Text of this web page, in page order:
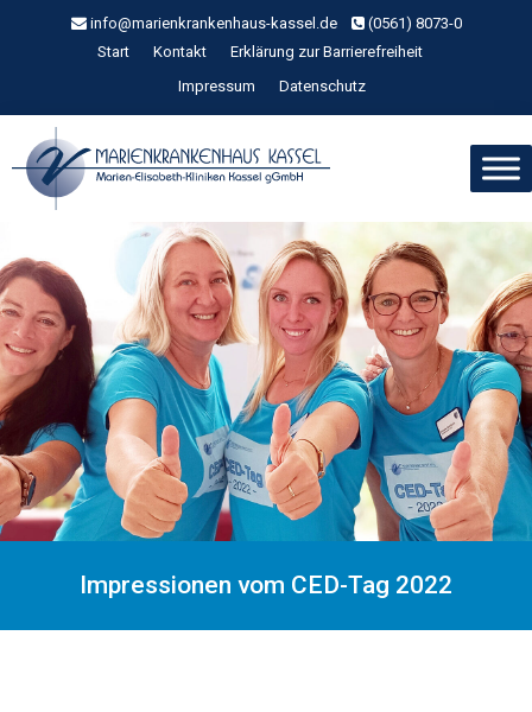
info@marienkrankenhaus-kassel.de
(0561) 8073-0
Start
Kontakt
Erklärung zur Barrierefreiheit
Impressum
Datenschutz
Impressionen vom CED-Tag 2022